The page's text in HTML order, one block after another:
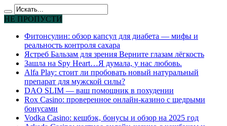
НЕ ПРОПУСТИ
Фитонсулин: обзор капсул для диабета — мифы и
реальность контроля сахара
Ястреб Бальзам для зрения Верните глазам лёгкость
Зашла на Spy Heart…Я думала, у нас любовь.
Alfa Play: стоит ли пробовать новый натуральный
препарат для мужской силы?
DAO SLIM — ваш помощник в похудении
Rox Casino: проверенное онлайн-казино с щедрыми
бонусами
Vodka Casino: кешбэк, бонусы и обзор на 2025 год